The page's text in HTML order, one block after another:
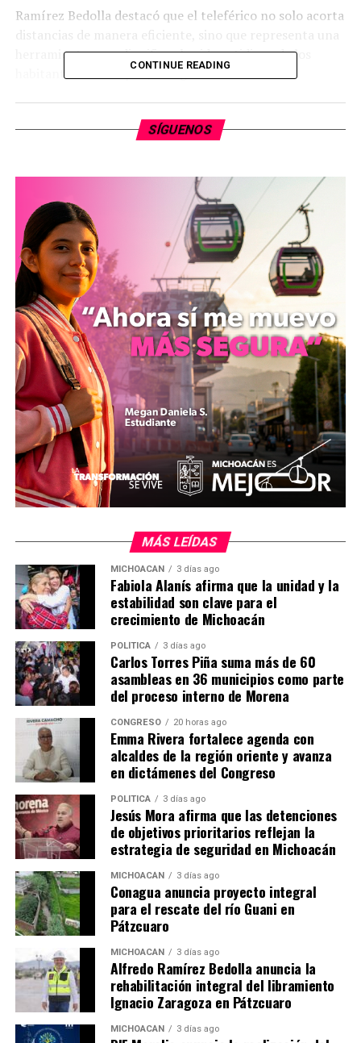
Ramírez Bedolla destacó que el teleférico no solo acorta
distancias de manera eficiente, sino que representa una
herramienta para dignificar la vida cotidiana de los
habitantes de Uruapan, la segunda ciudad más
avanzando para brindar una mejor calidad de vida a las
El gobernador subrayó que se trata de un sistema de
clase mundial, con cabinas modernas y seguras que
reducen los riesgos asociados a otros medios de
transporte. Al ser aéreo, el teleférico evita el tráfico
terrestre y garantiza tiempos de traslado precisos,
ofreciendo comodidad y eficiencia a sus usuarios.
Con este logro, el Teleférico de Uruapan se posiciona
como un proyecto clave para el desarrollo urbano y la
mejora de la movilidad en la región.
Comparte con:
Me gusta esto:
Relacionado
Teleférico traerá
modernidad, desarrollo y
movilidad para Uruapan:
Sedum
7 enero, 2024
En "Michoacán"
Exdiputados Federales
Intentan Bloquear Proyecto
del Teleférico en Uruapan:
Bedolla
12 agosto, 2024
Teleférico de Uruapan
CONTINUE READING
SÍGUENOS
MÁS LEÍDAS
MICHOACÁN 3 días ago
Fabiola Alanís afirma que la unidad y la
estabilidad son clave para el
crecimiento de Michoacán
POLÍTICA 3 días ago
Carlos Torres Piña suma más de 60
asambleas en 36 municipios como parte
del proceso interno de Morena
CONGRESO 20 horas ago
Emma Rivera fortalece agenda con
alcaldes de la región oriente y avanza
en dictámenes del Congreso
POLÍTICA 3 días ago
Jesús Mora afirma que las detenciones
de objetivos prioritarios reflejan la
estrategia de seguridad en Michoacán
MICHOACÁN 3 días ago
Conagua anuncia proyecto integral
para el rescate del río Guani en
Pátzcuaro
MICHOACÁN 3 días ago
Alfredo Ramírez Bedolla anuncia la
rehabilitación integral del libramiento
Ignacio Zaragoza en Pátzcuaro
MICHOACÁN 3 días ago